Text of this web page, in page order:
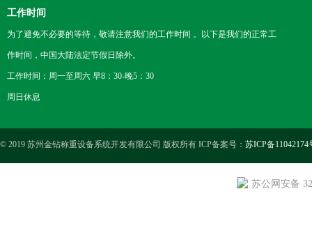
工作时间
为了避免不必要的等待，敬请注意我们的工作时间 。以下是我们的正常工
作时间，中国大陆法定节假日除外。
工作时间：周一至周六 早8：30-晚5：30
周日休息
© 2019 苏州金钻称重设备系统开发有限公司 版权所有 ICP备案号： 苏ICP备11042174
苏公网安备